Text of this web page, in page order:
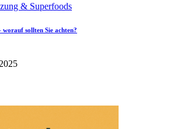
& Superfoods
sollten Sie achten?